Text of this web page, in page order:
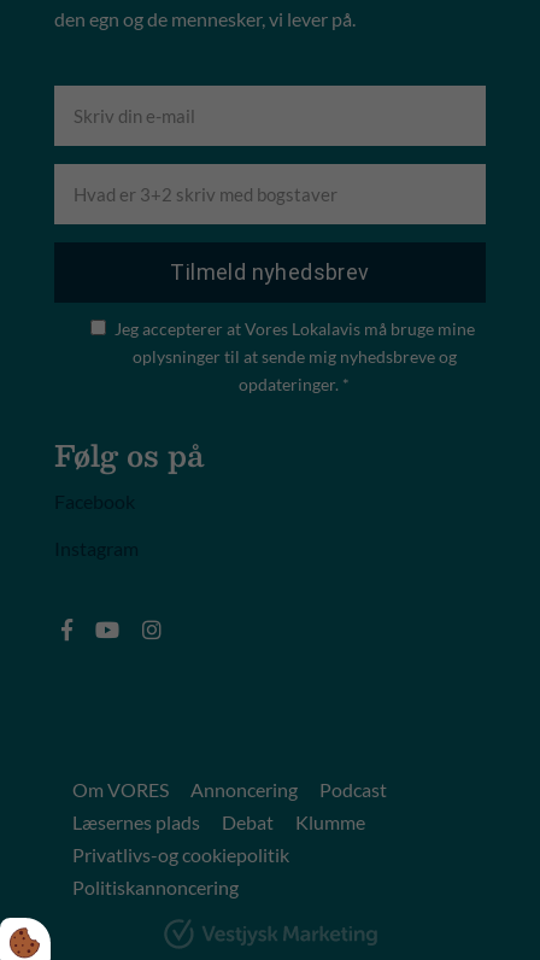
den egn og de mennesker, vi lever på.
Jeg accepterer at Vores Lokalavis må bruge mine
oplysninger til at sende mig nyhedsbreve og
opdateringer. *
Følg os på
Om VORES Annoncering
Podcast
Læsernes plads
Debat
Klumme
Privatlivs-og cookiepolitik
Politiskannoncering